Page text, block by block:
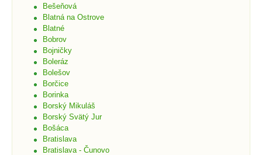
Bešeňová
Blatná na Ostrove
Blatné
Bobrov
Bojničky
Boleráz
Bolešov
Borčice
Borinka
Borský Mikuláš
Borský Svätý Jur
Bošáca
Bratislava
Bratislava - Čunovo